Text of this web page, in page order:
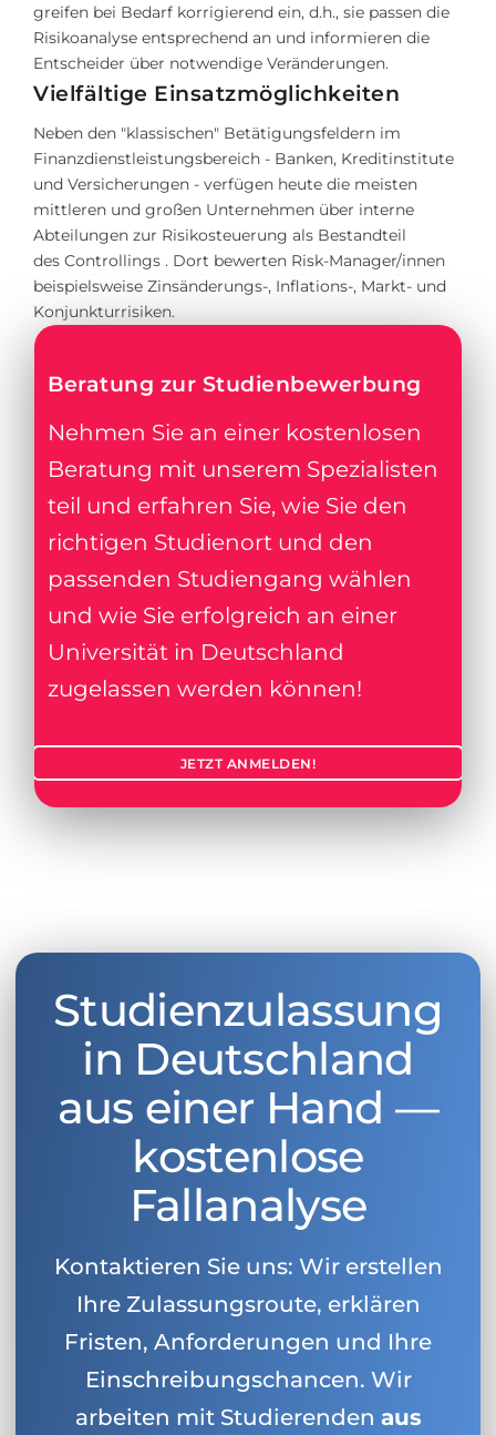
greifen bei Bedarf korrigierend ein, d.h., sie passen die
Risikoanalyse entsprechend an und informieren die
Entscheider über notwendige Veränderungen.
Vielfältige Einsatzmöglichkeiten
Neben den "klassischen" Betätigungsfeldern im
Finanzdienstleistungsbereich - Banken, Kreditinstitute
und Versicherungen - verfügen heute die meisten
mittleren und großen Unternehmen über interne
Abteilungen zur Risikosteuerung als Bestandteil
des Controllings . Dort bewerten Risk-Manager/innen
beispielsweise Zinsänderungs-, Inflations-, Markt- und
Konjunkturrisiken.
Beratung zur Studienbewerbung
Nehmen Sie an einer kostenlosen
Beratung mit unserem Spezialisten
teil und erfahren Sie, wie Sie den
richtigen Studienort und den
passenden Studiengang wählen
und wie Sie erfolgreich an einer
Universität in Deutschland
zugelassen werden können!
JETZT ANMELDEN!
Studienzulassung
in Deutschland
aus einer Hand —
kostenlose
Fallanalyse
Kontaktieren Sie uns: Wir erstellen
Ihre Zulassungsroute, erklären
Fristen, Anforderungen und Ihre
Einschreibungschancen. Wir
arbeiten mit Studierenden aus